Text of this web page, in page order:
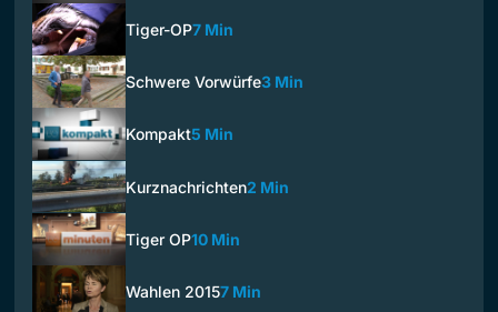
Tiger-OP7 Min
Schwere Vorwürfe3 Min
Kompakt5 Min
Kurznachrichten2 Min
Tiger OP10 Min
Wahlen 20157 Min